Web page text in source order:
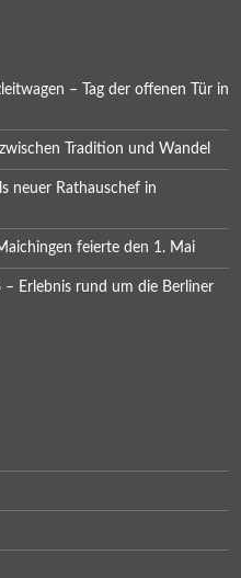
– Tag der offenen Tür in
Tradition und Wandel
neuer Rathauschef in
feierte den 1. Mai
– Erlebnis rund um die Berliner